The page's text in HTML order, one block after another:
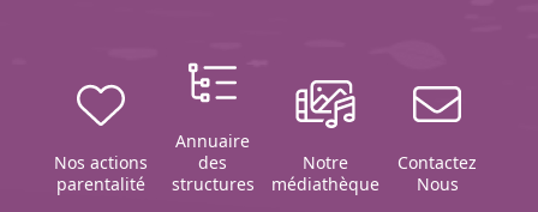
Nos actions
parentalité
Annuaire
des
structures
Notre
médiathèque
Contactez
Nous